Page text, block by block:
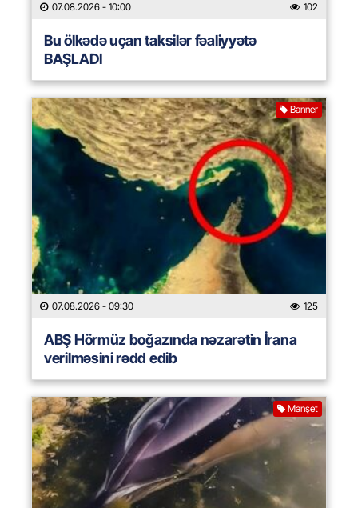
07.08.2026 - 10:00 102
Bu ölkədə uçan taksilər fəaliyyətə
BAŞLADI
Banner
07.08.2026 - 09:30 125
ABŞ Hörmüz boğazında nəzarətin İrana
verilməsini rədd edib
Manşet